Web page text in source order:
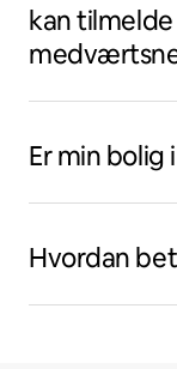
kan tilmelde
Er min bolig
Hvordan